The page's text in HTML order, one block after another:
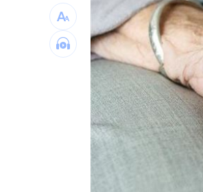
白海豚路徑再變 吳
女性反感度破五成
捷運搞8年沒動工！
他前期糖尿病砸錢
台灣彩券開獎直播中
LIVE三立+24小時直播